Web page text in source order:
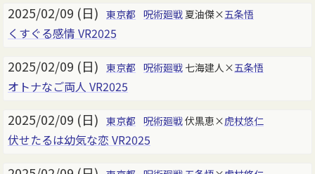
2025/02/09 (日) 東京都 呪術廻戦 夏油傑×五条悟
くすぐる感情 VR2025
2025/02/09 (日) 東京都 呪術廻戦 七海建人×五条悟
オトナなご両人 VR2025
2025/02/09 (日) 東京都 呪術廻戦伏黒恵×虎杖悠仁
伏せたるは幼気な恋 VR2025